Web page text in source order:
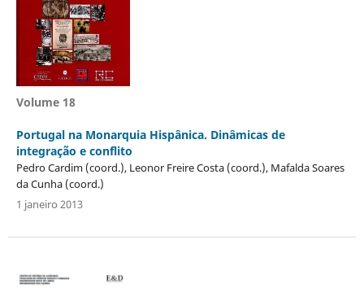
Volume 18
Portugal na Monarquia Hispânica. Dinâmicas de
integração e conflito
Pedro Cardim (coord.), Leonor Freire Costa (coord.), Mafalda Soares
da Cunha (coord.)
1 janeiro 2013